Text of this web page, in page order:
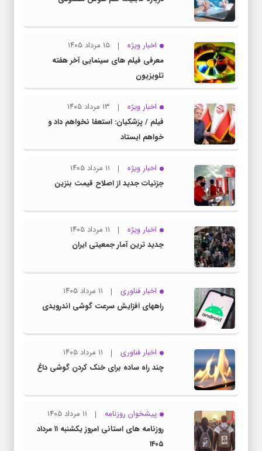
اخبار ویژه
۱۵ مرداد ۱۴۰۵
معرفی فیلم های سینمایی آخر هفته
تلویزیون
اخبار ویژه
۱۳ مرداد ۱۴۰۵
فیلم / پزشکیان: استعفا نخواهم داد و
خواهم ایستاد
اخبار ویژه
۱۱ مرداد ۱۴۰۵
جزئیات جدید از اصلاح قیمت بنزین
اخبار ویژه
۱۱ مرداد ۱۴۰۵
جدید ترین آمار جمعیتی ایران
اخبار فناوری
۱۱ مرداد ۱۴۰۵
راههای افزایش سرعت گوشی اندرویدی
اخبار فناوری
۱۱ مرداد ۱۴۰۵
چند راه‌ ساده برای خنک کردن گوشی داغ
پیشخوان روزنامه
۱۱ مرداد ۱۴۰۵
روزنامه های استانی امروز یکشنبه ۱۱ مرداد
۱۴۰۵